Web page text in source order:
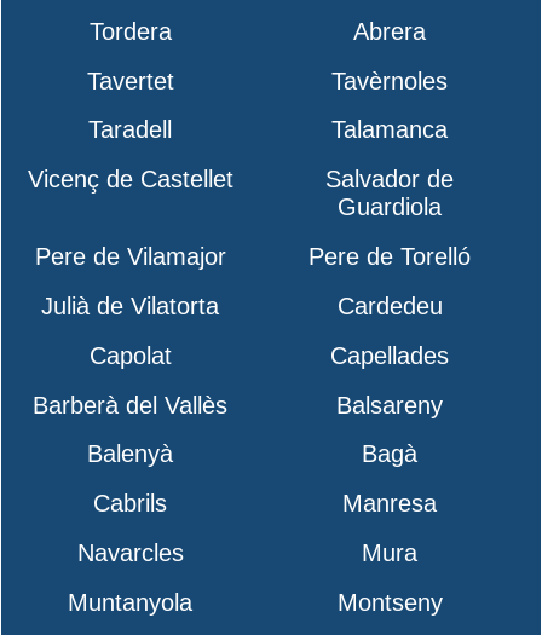
Tordera
Abrera
Tavertet
Tavèrnoles
Taradell
Talamanca
Vicenç de Castellet
Salvador de
Guardiola
Pere de Vilamajor
Pere de Torelló
Julià de Vilatorta
Cardedeu
Capolat
Capellades
Barberà del Vallès
Balsareny
Balenyà
Bagà
Cabrils
Manresa
Navarcles
Mura
Muntanyola
Montseny